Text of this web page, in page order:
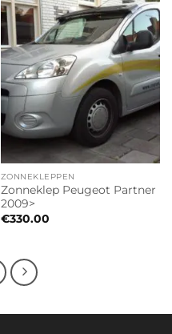
ZONNEKLEPPEN
Zonneklep Peugeot Partner
2009>
€330.00